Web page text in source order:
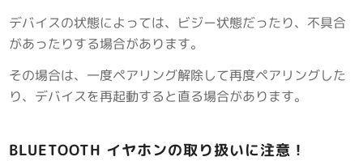
デバイスの状態によっては、ビジー状態だったり、不具合
があったりする場合があります。
その場合は、一度ペアリング解除して再度ペアリングした
り、デバイスを再起動すると直る場合があります。
BLUETOOTH イヤホンの取り扱いに注意！